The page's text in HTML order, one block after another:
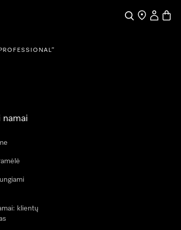
PaieškaPardavėjų
namai
klientų